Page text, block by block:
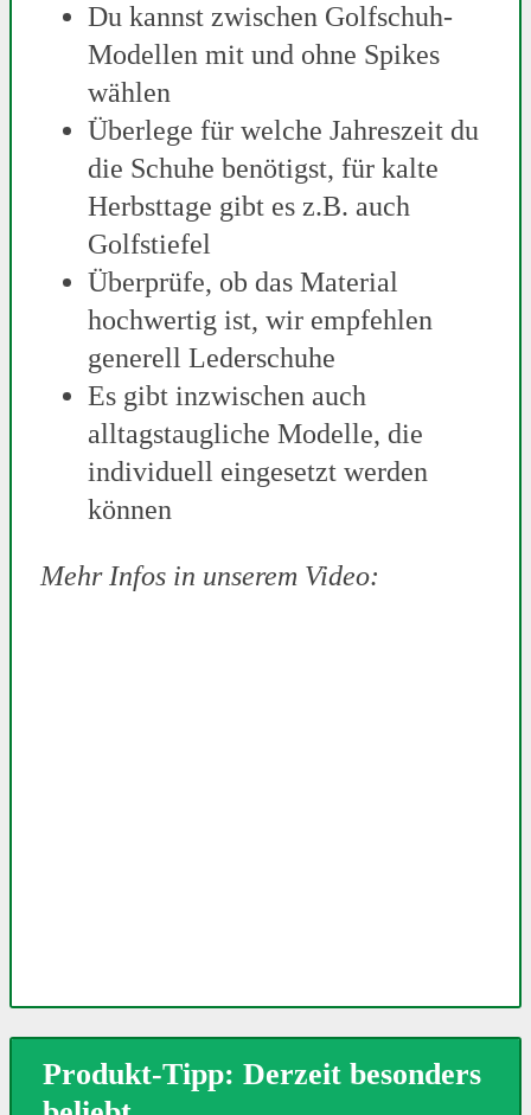
Du kannst zwischen Golfschuh-
Modellen mit und ohne Spikes
wählen
Überlege für welche Jahreszeit du
die Schuhe benötigst, für kalte
Herbsttage gibt es z.B. auch
Golfstiefel
Überprüfe, ob das Material
hochwertig ist, wir empfehlen
generell Lederschuhe
Es gibt inzwischen auch
alltagstaugliche Modelle, die
individuell eingesetzt werden
können
Mehr Infos in unserem Video:
Produkt-Tipp: Derzeit besonders